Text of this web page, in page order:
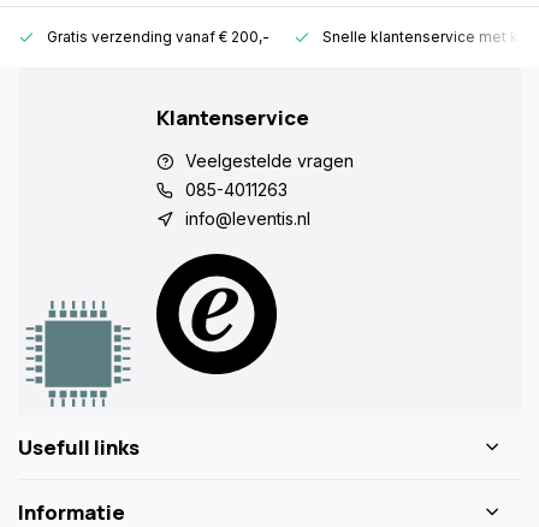
Gratis verzending vanaf € 200,- Snelle klantenservice met
Klantenservice
Veelgestelde vragen
085-4011263
info@leventis.nl
Usefull links
Informatie